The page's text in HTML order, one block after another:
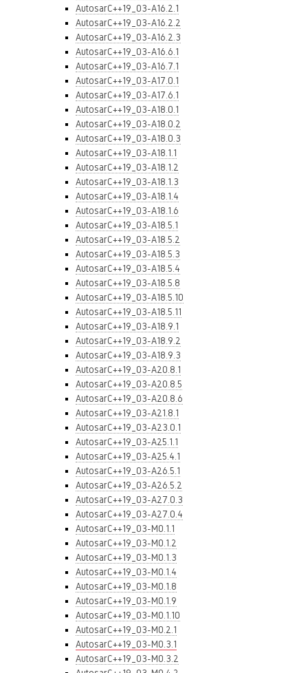
AutosarC++19_03-A16.2.1
AutosarC++19_03-A16.2.2
AutosarC++19_03-A16.2.3
AutosarC++19_03-A16.6.1
AutosarC++19_03-A16.7.1
AutosarC++19_03-A17.0.1
AutosarC++19_03-A17.6.1
AutosarC++19_03-A18.0.1
AutosarC++19_03-A18.0.2
AutosarC++19_03-A18.0.3
AutosarC++19_03-A18.1.1
AutosarC++19_03-A18.1.2
AutosarC++19_03-A18.1.3
AutosarC++19_03-A18.1.4
AutosarC++19_03-A18.1.6
AutosarC++19_03-A18.5.1
AutosarC++19_03-A18.5.2
AutosarC++19_03-A18.5.3
AutosarC++19_03-A18.5.4
AutosarC++19_03-A18.5.8
AutosarC++19_03-A18.5.10
AutosarC++19_03-A18.5.11
AutosarC++19_03-A18.9.1
AutosarC++19_03-A18.9.2
AutosarC++19_03-A18.9.3
AutosarC++19_03-A20.8.1
AutosarC++19_03-A20.8.5
AutosarC++19_03-A20.8.6
AutosarC++19_03-A21.8.1
AutosarC++19_03-A23.0.1
AutosarC++19_03-A25.1.1
AutosarC++19_03-A25.4.1
AutosarC++19_03-A26.5.1
AutosarC++19_03-A26.5.2
AutosarC++19_03-A27.0.3
AutosarC++19_03-A27.0.4
AutosarC++19_03-M0.1.1
AutosarC++19_03-M0.1.2
AutosarC++19_03-M0.1.3
AutosarC++19_03-M0.1.4
AutosarC++19_03-M0.1.8
AutosarC++19_03-M0.1.9
AutosarC++19_03-M0.1.10
AutosarC++19_03-M0.2.1
AutosarC++19_03-M0.3.1
AutosarC++19_03-M0.3.2